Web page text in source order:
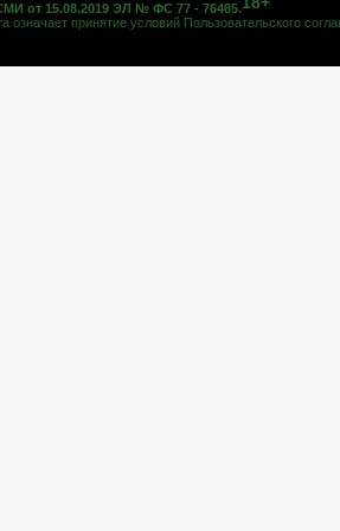
от 15.08.2019 ЭЛ № ФС 77 - 76485.
означает принятие условий Пользовательского